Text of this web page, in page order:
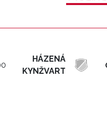
HÁZENÁ
KYNŽVART